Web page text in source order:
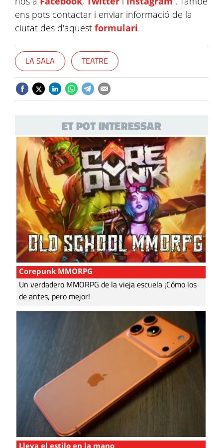
ens pots contactar i enviar informació de la
ciutat des d'aquest formulari.
LA SALA TEATRE
ET POT INTERESSAR
Corepunk MMORPG
Un verdadero MMORPG de la vieja escuela ¡Cómo los
de antes, pero mejor!
Lleva el estilo en la mano